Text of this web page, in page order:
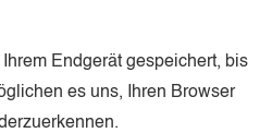
Endgerät gespeichert, bis
es uns, Ihren Browser